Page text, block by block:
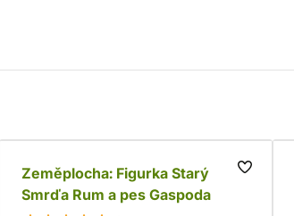
Zeměplocha: Figurka Starý
Smrďa Rum a pes Gaspoda